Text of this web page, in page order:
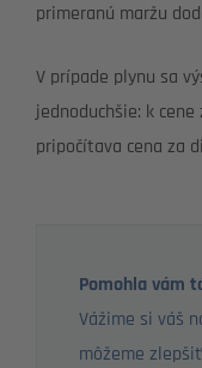
primeranú maržu
V prípade plynu sa
jednoduchšie: k
pripočítava cena za
Pomohla vám
Vážime si váš
môžeme